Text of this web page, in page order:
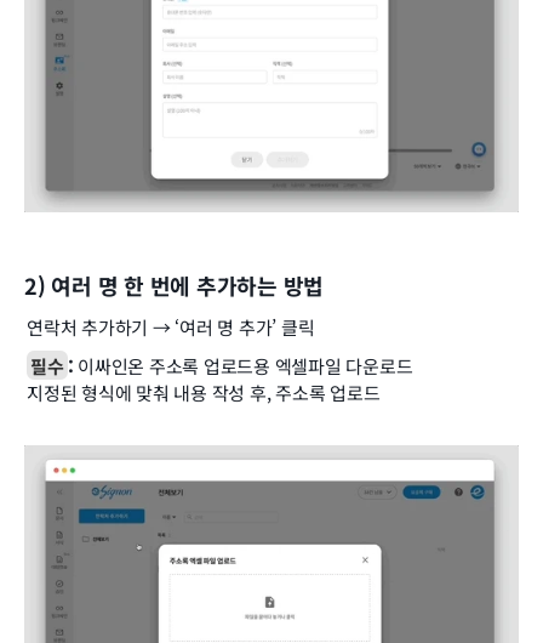
2) 여러 명 한 번에 추가하는 방법
연락처 추가하기 → ‘여러 명 추가’ 클릭
필수 : 이싸인온 주소록 업로드용 엑셀파일 다운로드
지정된 형식에 맞춰 내용 작성 후, 주소록 업로드